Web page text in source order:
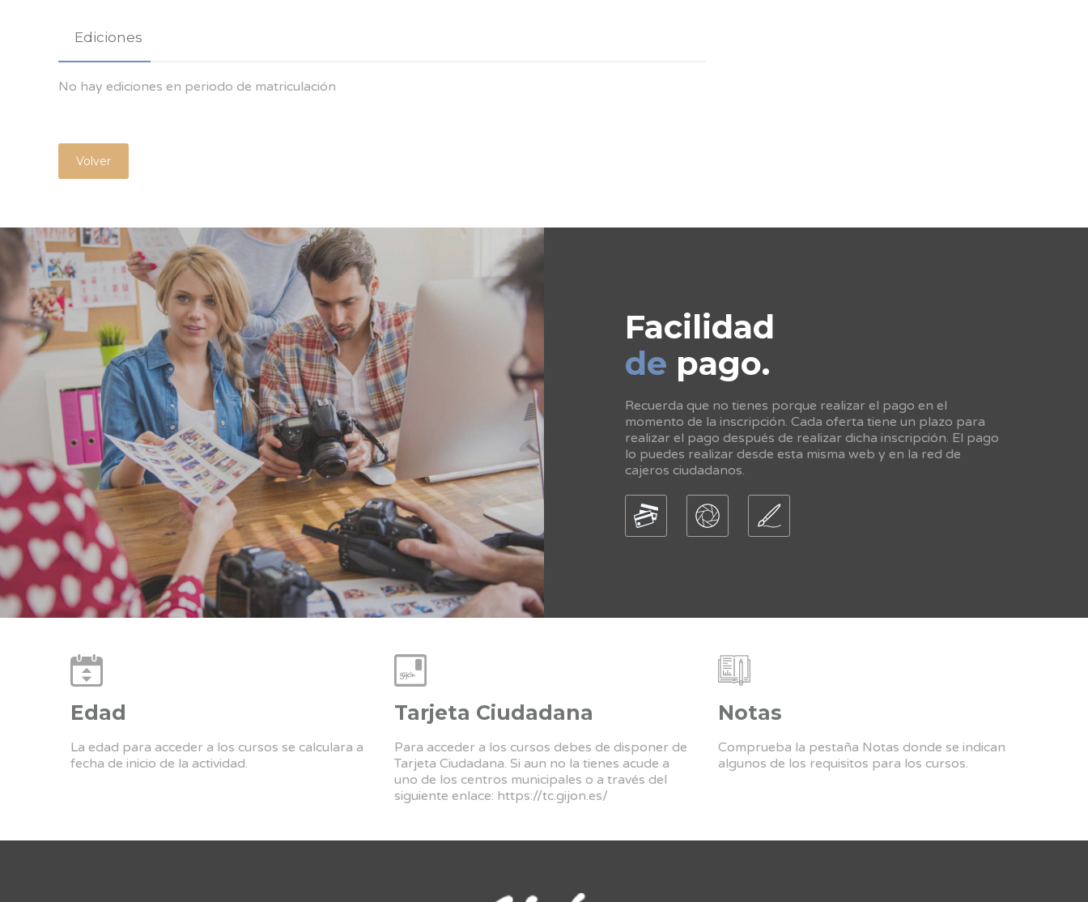
Ediciones
No hay ediciones en periodo de matriculación
Volver
Facilidad
de pago.
Recuerda que no tienes porque realizar el pago en el
momento de la inscripción. Cada oferta tiene un plazo para
realizar el pago después de realizar dicha inscripción. El pago
lo puedes realizar desde esta misma web y en la red de
cajeros ciudadanos.
Edad
La edad para acceder a los cursos se calculara a
fecha de inicio de la actividad.
Tarjeta Ciudadana
Para acceder a los cursos debes de disponer de
Tarjeta Ciudadana. Si aun no la tienes acude a
uno de los centros municipales o a través del
siguiente enlace: https://tc.gijon.es/
Notas
Comprueba la pestaña Notas donde se indican
algunos de los requisitos para los cursos.